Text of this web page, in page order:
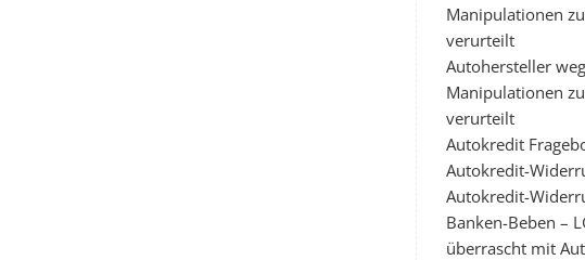
Manipulationen
verurteilt
Autohersteller
Manipulationen
verurteilt
Autokredit
Autokredit-
Autokredit-
Banken-Beben –
überrascht mit